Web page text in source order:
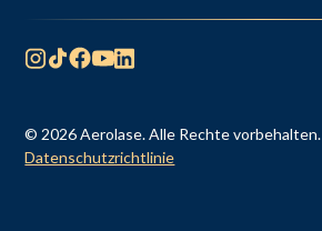
© 2026 Aerolase. Alle Rechte vorbehalten.
Datenschutzrichtlinie